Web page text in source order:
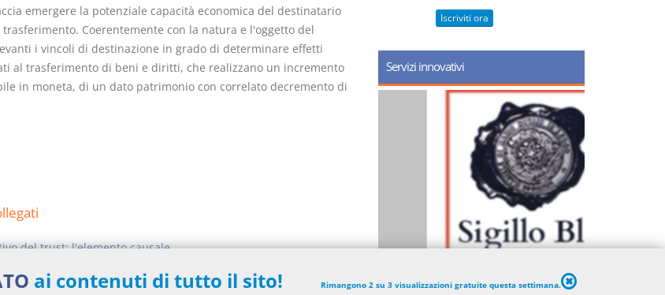
emergere la potenziale capacità economica del destinatario
Coerentemente con la natura e l'oggetto del
i vincoli di destinazione in grado di determinare effetti
al trasferimento di beni e diritti, che realizzano un incremento
in moneta, di un dato patrimonio con correlato decremento di
del trust: l'elemento causale
Iscriviti ora
Servizi innovativi
ai contenuti di tutto il sito! Rimangono 2 su 3 visualizzazioni gratuite questa settimana.